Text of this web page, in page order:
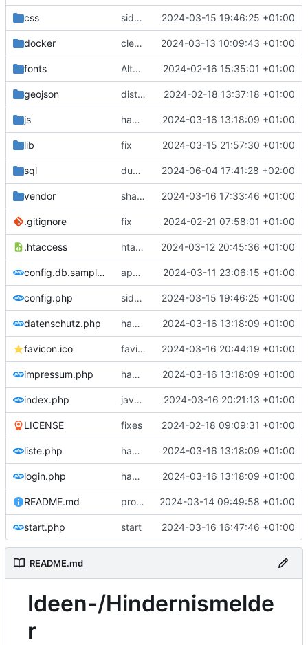
css sidebar 2024-03-15 19:46:25 +01:00
docker clean up 2024-03-13 10:09:43 +01:00
fonts Alter Version 2024-02-16 15:35:01 +01:00
geojson districts 2024-02-18 13:37:18 +01:00
js hamburger menu 2024-03-16 13:18:09 +01:00
lib fix 2024-03-15 21:57:30 +01:00
sql dump 2024-06-04 17:41:28 +02:00
vendor shapefile 2024-03-16 17:33:46 +01:00
.gitignore fix 2024-02-21 07:58:01 +01:00
.htaccess htaccess 2024-03-12 20:45:36 +01:00
config.db.sample.php approval 2024-03-11 23:06:15 +01:00
config.php sidebar 2024-03-15 19:46:25 +01:00
datenschutz.php hamburger menu 2024-03-16 13:18:09 +01:00
favicon.ico favicon 2024-03-16 20:44:19 +01:00
impressum.php hamburger menu 2024-03-16 13:18:09 +01:00
index.php javascript order 2024-03-16 20:21:13 +01:00
LICENSE fixes 2024-02-18 09:09:31 +01:00
liste.php hamburger menu 2024-03-16 13:18:09 +01:00
login.php hamburger menu 2024-03-16 13:18:09 +01:00
README.md provide empty location 2024-03-14 09:49:58 +01:00
start.php start 2024-03-16 16:47:46 +01:00
README.md
Ideen-/Hindernismelde
r